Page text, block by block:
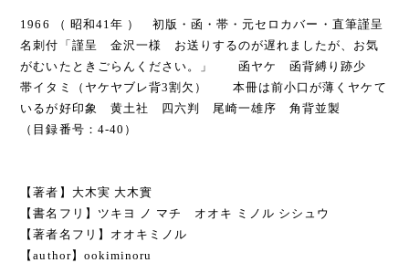
1966 （ 昭和41年 ） 初版・函・帯・元セロカバー・直筆謹呈
名刺付「謹呈 金沢一様 お送りするのが遅れましたが、お気
がむいたときごらんください。」 函ヤケ 函背縛り跡少
帯イタミ（ヤケヤブレ背3割欠） 本冊は前小口が薄くヤケて
いるが好印象 黄土社 四六判 尾崎一雄序 角背並製
（目録番号：4-40）
【著者】大木実 大木實
【書名フリ】ツキヨ ノ マチ オオキ ミノル シシュウ
【著者名フリ】オオキミノル
【author】ookiminoru